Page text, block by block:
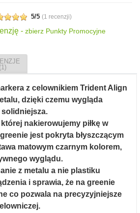
5/5 (1 recenzji)
- zbierz Punkty Promocyjne
(1)
z celownikiem Trident Align
dzięki czemu wygląda
solidniejsza.
której nakierowujemy piłkę w
jest pokryta błyszczącym
matowym czarnym kolorem,
wyglądu.
z metalu a nie plastiku
i sprawia, że na greenie
co pozwala na precyzyjniejsze